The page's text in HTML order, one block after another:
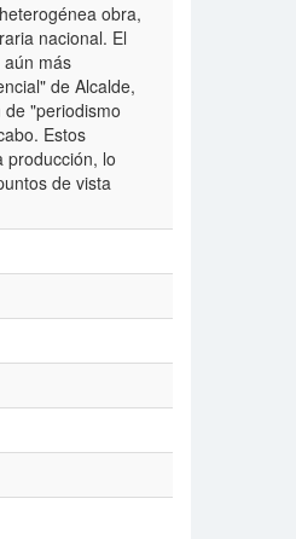
obra,
nacional. El
más
de Alcalde,
"periodismo
Estos
producción, lo
de vista